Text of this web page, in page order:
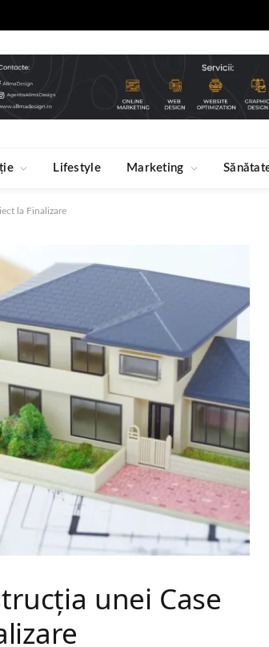
Lifestyle Marketing
la Finalizare
unei Case